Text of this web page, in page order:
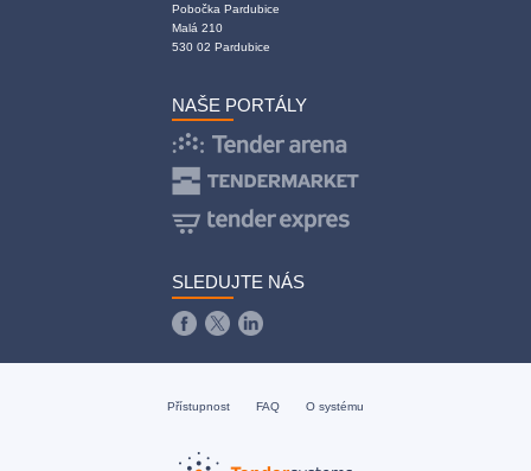
Pobočka Pardubice
Malá 210
530 02 Pardubice
NAŠE PORTÁLY
SLEDUJTE NÁS
Přístupnost FAQ O systému